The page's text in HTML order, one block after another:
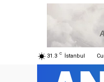
31.3 C İstanbul